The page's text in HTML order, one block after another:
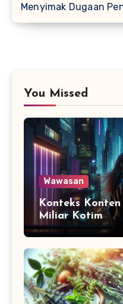
Menyimak Dugaan
You Missed
Wawasan
Konteks
Miliar Kotim